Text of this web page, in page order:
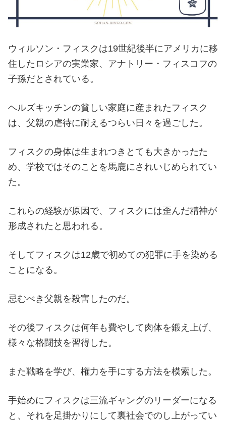
ウィルソン・フィスクは19世紀後半にアメリカに移
住したロシアの実業家、アナトリー・フィスコフの
子孫だとされている。
ヘルズキッチンの貧しい家庭に産まれたフィスク
は、父親の虐待に耐えるつらい日々を過ごした。
フィスクの身体は生まれつきとても大きかったた
め、学校ではそのことを馬鹿にされいじめられてい
た。
これらの経験が原因で、フィスクには歪んだ精神が
形成されたと思われる。
そしてフィスクは12歳で初めての犯罪に手を染める
ことになる。
忌むべき父親を殺害したのだ。
その後フィスクは何年も費やして肉体を鍛え上げ、
様々な格闘技を習得した。
また戦略を学び、権力を手にする方法を模索した。
手始めにフィスクは三流ギャングのリーダーになる
と、それを足掛かりにして裏社会でのし上がってい